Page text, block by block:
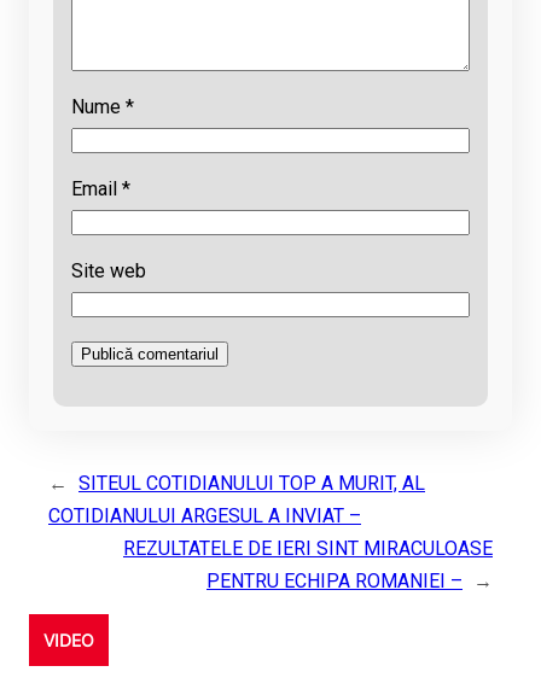
Nume *
Email *
Site web
←
SITEUL COTIDIANULUI TOP A MURIT, AL
COTIDIANULUI ARGESUL A INVIAT –
REZULTATELE DE IERI SINT MIRACULOASE
PENTRU ECHIPA ROMANIEI –
→
VIDEO